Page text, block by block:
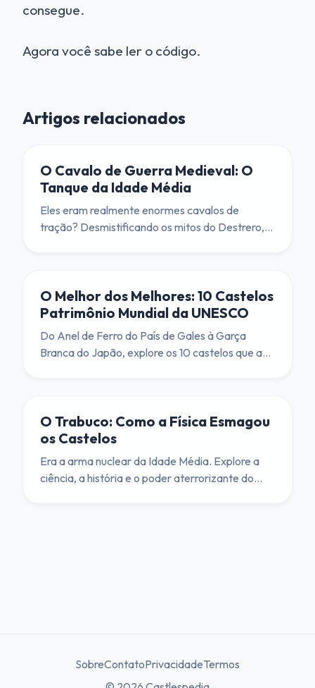
consegue.
Agora você sabe ler o código.
Artigos relacionados
O Cavalo de Guerra Medieval: O
Tanque da Idade Média
Eles eram realmente enormes cavalos de
tração? Desmistificando os mitos do Destrero,
O Melhor dos Melhores: 10 Castelos
Patrimônio Mundial da UNESCO
Do Anel de Ferro do País de Gales à Garça
Branca do Japão, explore os 10 castelos que as
O Trabuco: Como a Física Esmagou
os Castelos
Era a arma nuclear da Idade Média. Explore a
ciência, a história e o poder aterrorizante do
SobreContatoPrivacidadeTermos